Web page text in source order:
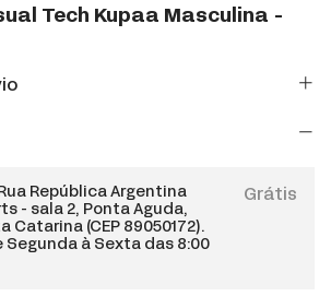
Tech Kupaa Masculina -
República Argentina
- sala 2, Ponta Aguda,
Catarina (CEP 89050172).
à Sexta das 8:00
Grátis